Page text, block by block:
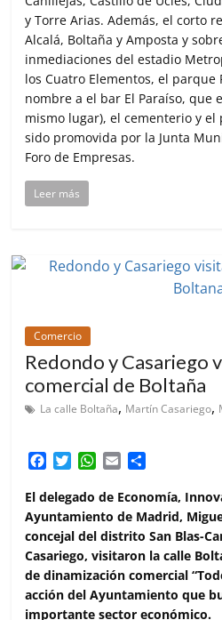
y Torre Arias. Además, el corto
Alcalá, Boltaña y Amposta y
inmediaciones del estadio
los Cuatro Elementos, el parque
nombre a el bar El Paraíso, que
mismo lugar), el cementerio y el
sido promovida por la Junta
Foro de Empresas.
Leer más
Comercio
Redondo y Casariego
comercial de Boltaña
La calle Boltaña, Martín Casariego,
c
e
b
o
o
k
i
t
t
e
r
W
a
t
s
A
p
a
i
l
m
p
a
r
i
r
El delegado de Economía,
Ayuntamiento de Madrid,
concejal del distrito San Blas-
Casariego, visitaron la calle
de dinamización comercial
acción del Ayuntamiento que
importante sector económico.